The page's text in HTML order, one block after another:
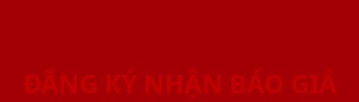
ĐĂNG KÝ NHẬN BÁO GIÁ